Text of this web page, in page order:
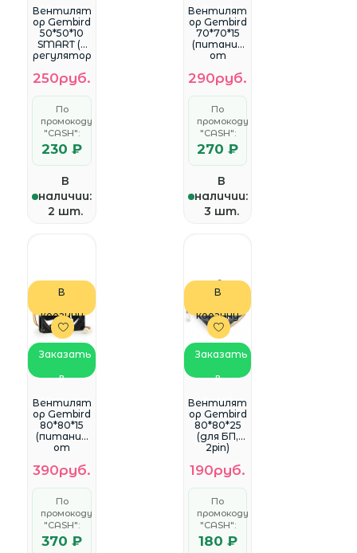
WhatsApp
Вентилят
ор Gembird
50*50*10
SMART (с
регулятор
без
радиатор
а (D50SM-
12AS)
250руб.
По
промокоду
"CASH":
230 ₽
В
наличии:
2 шт.
WhatsApp
Вентилят
ор Gembird
70*70*15
(питание
от
кой
платы,
3pin)
втулка
(D7015SM-
3)
290руб.
По
промокоду
"CASH":
270 ₽
В
наличии:
3 шт.
В
корзину
Заказать
в
WhatsApp
Вентилят
ор Gembird
80*80*15
(питание
от
кой
платы,
3pin)
(D8015ВM-
3)
390руб.
По
промокоду
"CASH":
370 ₽
В
корзину
Заказать
в
WhatsApp
Вентилят
ор Gembird
80*80*25
(для БП,
2pin)
190руб.
По
промокоду
"CASH":
180 ₽